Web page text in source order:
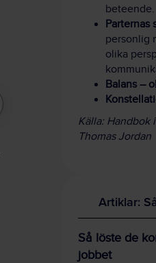
beteende.
Parternas
personlig
olika
Balans –
Källa: Handbok
Thomas Jordan
Artiklar:
Så löste de
jobbet